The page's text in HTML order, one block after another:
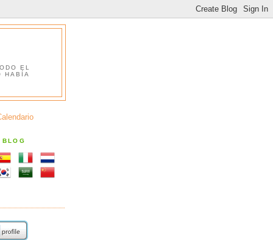
EL
HABÍA
BLOG